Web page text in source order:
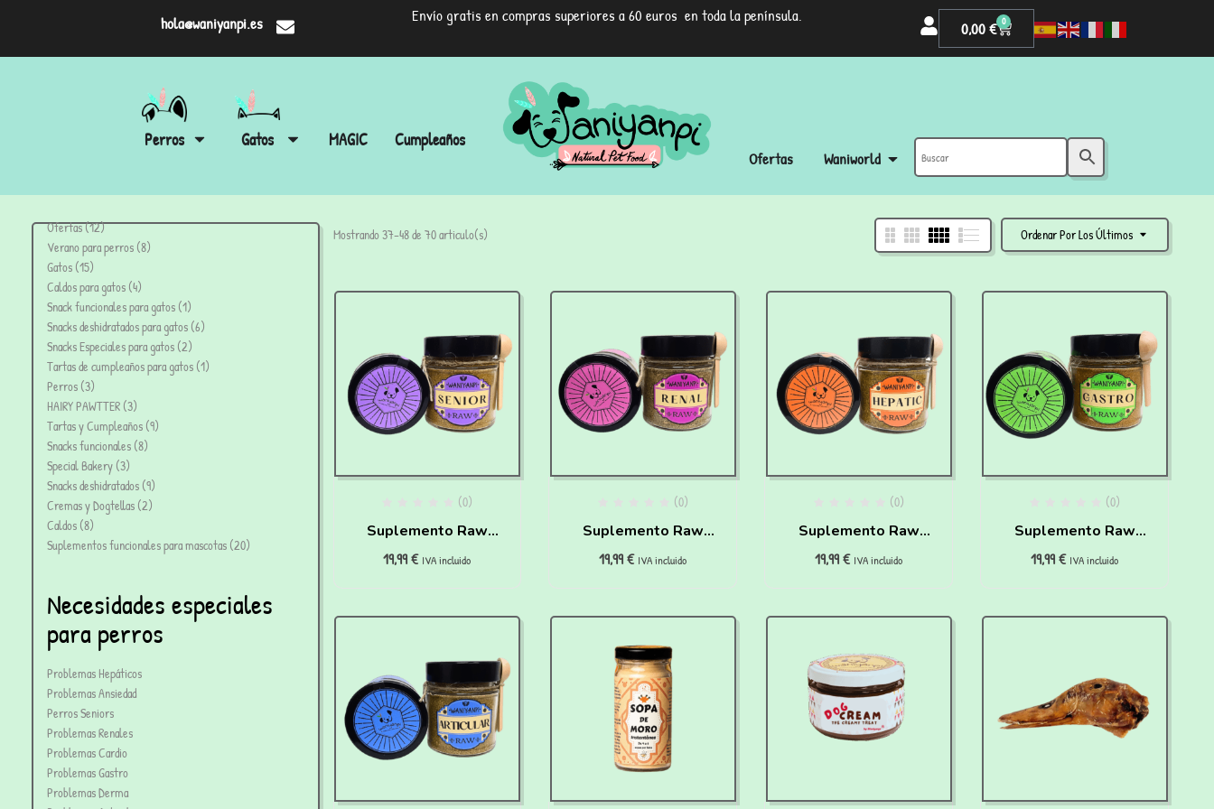
hola@waniyanpi.es Envío gratis en compras superiores a 60 euros en toda la península.
0,00€ 0
Perros Gatos MAGIC Cumpleaños
Ofertas Waniworld
Ofertas 12
Verano para perros 8
Gatos 15
Caldos para gatos 4
Snack funcionales para gatos 1
Snacks deshidratados para gatos 6
Snacks Especiales para gatos 2
Tartas de cumpleaños para gatos 1
Perros 3
HAIRY PAWTTER 3
Tartas y Cumpleaños 9
Snacks funcionales 8
Special Bakery 3
Snacks deshidratados 9
Cremas y Dogtellas 2
Caldos 8
Suplementos funcionales para mascotas 20
Necesidades especiales
para perros
Problemas Hepáticos
Problemas Ansiedad
Perros Seniors
Problemas Renales
Problemas Cardio
Problemas Gastro
Problemas Derma
Ordenar Por Los Últimos
Mostrando 37–48 de 70 articulo(s)
(0)
Suplemento Raw
Senior para perros
19,99€ IVA incluido
(0)
Suplemento Raw
Renal para perros
19,99€ IVA incluido
(0)
Suplemento Raw
Hepático para perros
19,99€ IVA incluido
(0)
Suplemento Raw
Gastro para perros
19,99€ IVA incluido